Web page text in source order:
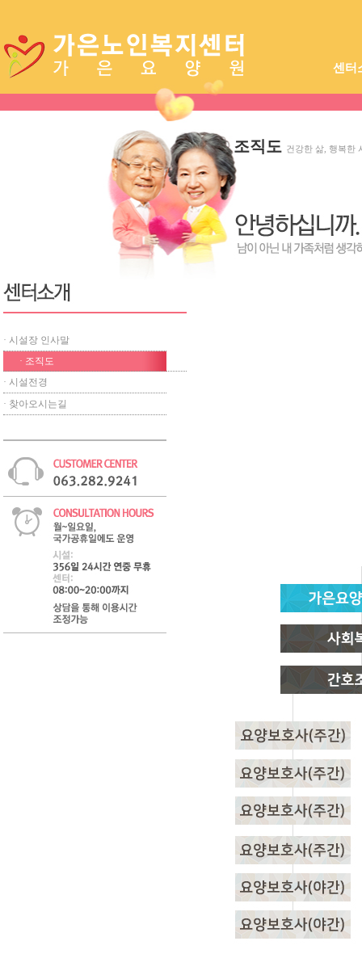
센터
시설장
· 시설장 인사말
· 조직도
· 시설전경
· 찾아오시는길
조직도 건강한 삶, 행복한